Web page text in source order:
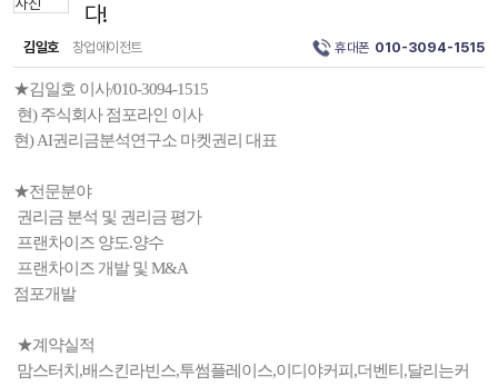
다!
김일호 창업에이전트 휴대폰 010-3094-1515
★김일호 이사/010-3094-1515
현) 주식회사 점포라인 이사
현) AI권리금분석연구소 마켓권리 대표
★전문분야
권리금 분석 및 권리금 평가
프랜차이즈 양도.양수
프랜차이즈 개발 및 M&A
점포개발
★계약실적
맘스터치,배스킨라빈스,투썸플레이스,이디야커피,더벤티,달리는커